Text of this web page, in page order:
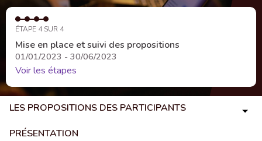
ÉTAPE 4 SUR 4
Mise en place et suivi des propositions
01/01/2023 - 30/06/2023
Voir les étapes
LES PROPOSITIONS DES PARTICIPANTS
PRÉSENTATION